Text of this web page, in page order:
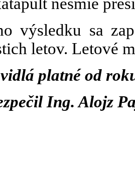
výsledku sa
letov. Letové
platné od
Ing. Alojz